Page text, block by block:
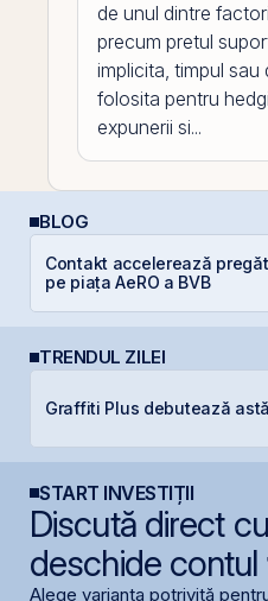
de unul dintre
precum pretul
implicita, timpul sau
folosita pentru
expunerii si...
BLOG
Contakt accelerează
pe piața AeRO a BVB
TRENDUL ZILEI
Graffiti Plus debutează
START INVESTIȚII
Discută direct
deschide contul
Alege varianta potrivită